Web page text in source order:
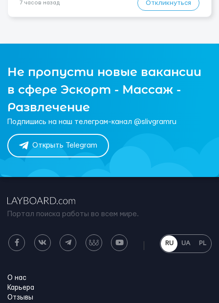
7 часов назад Откликнуться
Не пропусти новые вакансии
в сфере Эскорт - Массаж -
Развлечение
Подпишись на наш телеграм-канал @slivgramru
Открыть Telegram
Портал поиска работы во всем мире.
RU UA PL
О нас
Карьера
Отзывы